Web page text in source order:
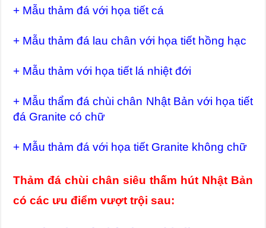
+ Mẫu thảm đá với họa tiết cá
+ Mẫu thảm đá lau chân với họa tiết hồng hạc
+ Mẫu thảm với họa tiết lá nhiệt đới
+ Mẫu thẩm đá chùi chân Nhật Bản với họa tiết
đá Granite có chữ
+ Mẫu thảm đá với họa tiết Granite không chữ
Thảm đá chùi chân siêu thấm hút Nhật Bản
có các ưu điểm vượt trội sau: